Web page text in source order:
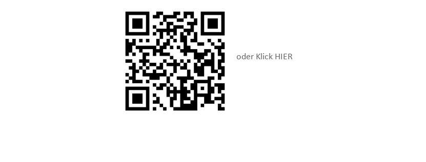
oder Klick HIER